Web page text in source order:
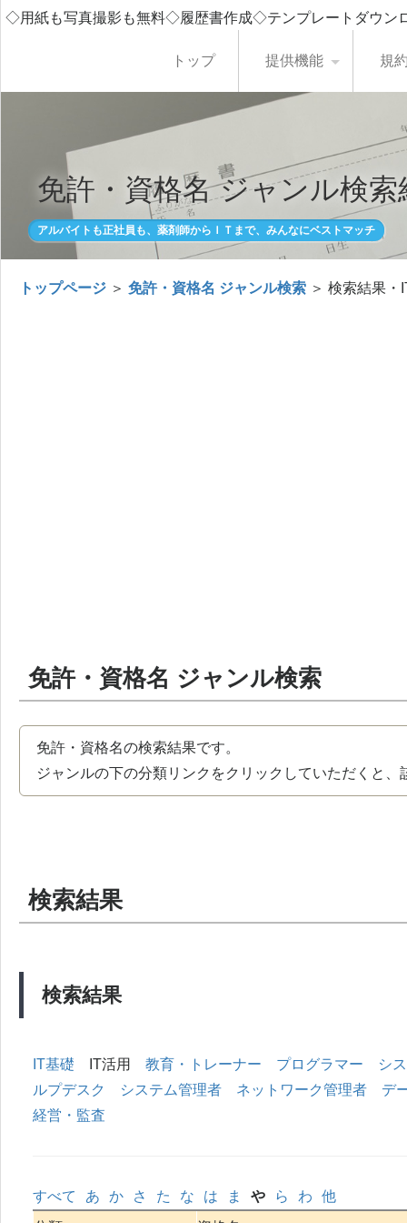
◇用紙も写真撮影も無料◇履歴書作成◇テンプレートダウ
トップ 提供機能 規
免許・資格名 ジャンル検索
アルバイトも正社員も、薬剤師からＩＴまで、みんなにベストマッチ
トップページ ＞ 免許・資格名 ジャンル検索 ＞ 検索結果・
免許・資格名 ジャンル検索
免許・資格名の検索結果です。
ジャンルの下の分類リンクをクリックしていただくと
検索結果
検索結果
IT基礎 IT活用 教育・トレーナー プログラマー
シ
ルプデスク
システム管理者 ネットワーク管理者
デ
経営・監査
すべて あ か さ た な は ま や ら わ
他